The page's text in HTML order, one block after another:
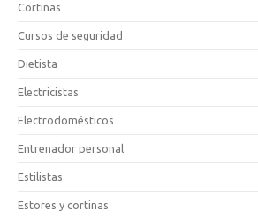
Cortinas
Cursos de seguridad
Dietista
Electricistas
Electrodomésticos
Entrenador personal
Estilistas
Estores y cortinas